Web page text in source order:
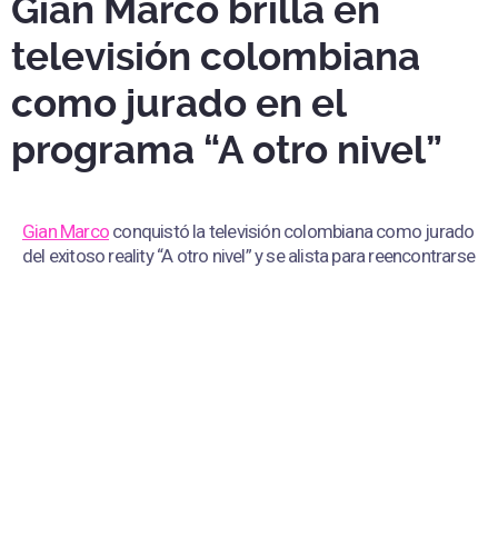
Gian Marco brilla en
televisión colombiana
como jurado en el
programa “A otro nivel”
Gian Marco conquistó la televisión colombiana como jurado
del exitoso reality “A otro nivel” y se alista para reencontrarse